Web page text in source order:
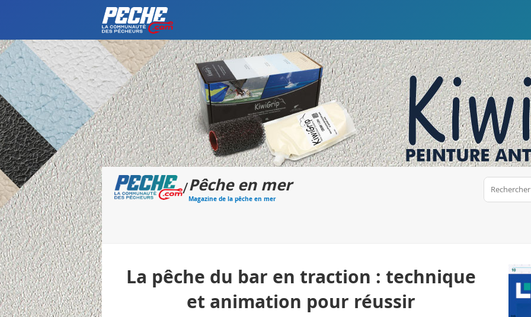
/Pêche en mer
Magazine de la pêche en mer
La pêche du bar en traction : technique
et animation pour réussir